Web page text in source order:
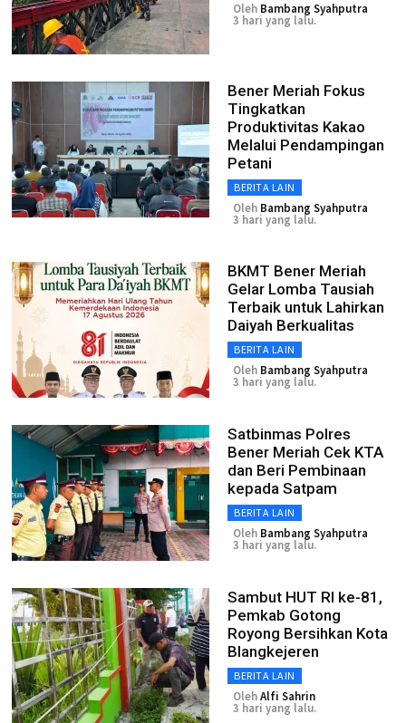
Oleh Bambang Syahputra
3 hari yang lalu.
Bener Meriah Fokus
Tingkatkan
Produktivitas Kakao
Melalui Pendampingan
Petani
BERITA LAIN
Oleh Bambang Syahputra
3 hari yang lalu.
BKMT Bener Meriah
Gelar Lomba Tausiah
Terbaik untuk Lahirkan
Daiyah Berkualitas
BERITA LAIN
Oleh Bambang Syahputra
3 hari yang lalu.
Satbinmas Polres
Bener Meriah Cek KTA
dan Beri Pembinaan
kepada Satpam
BERITA LAIN
Oleh Bambang Syahputra
3 hari yang lalu.
Sambut HUT RI ke-81,
Pemkab Gotong
Royong Bersihkan Kota
Blangkejeren
BERITA LAIN
OlehAlfi Sahrin
3 hari yang lalu.